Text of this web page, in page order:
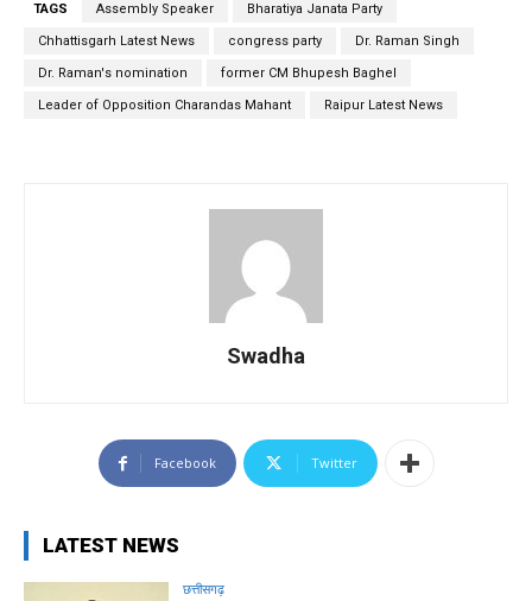
TAGS Assembly Speaker Bharatiya Janata Party
Chhattisgarh Latest News congress party Dr. Raman Singh
Dr. Raman's nomination former CM Bhupesh Baghel
Leader of Opposition Charandas Mahant Raipur Latest News
Swadha
Facebook Twitter
LATEST NEWS
छत्तीसगढ़